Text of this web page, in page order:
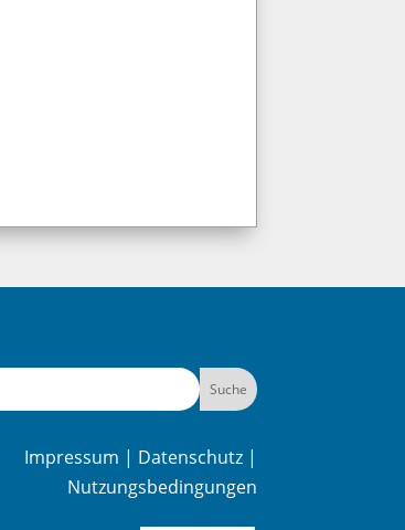
Impressum | Datenschutz|
Nutzungsbedingungen